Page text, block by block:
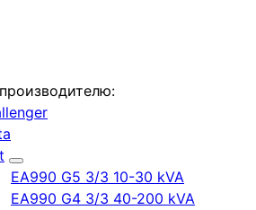
EA990 G5 3/3 10-30 kVA
EA990 G4 3/3 40-200 kVA